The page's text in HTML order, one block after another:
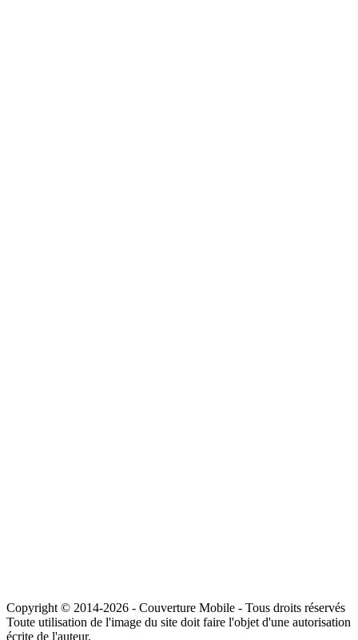
Copyright © 2014-2026 - Couverture Mobile - Tous droits réservés
Toute utilisation de l'image du site doit faire l'objet d'une autorisation
écrite de l'auteur.